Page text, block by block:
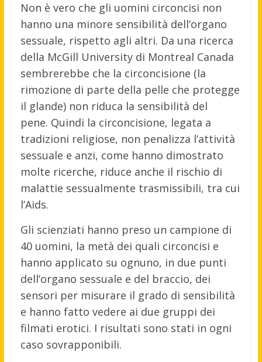
Non è vero che gli uomini circoncisi non
hanno una minore sensibilità dell’organo
sessuale, rispetto agli altri. Da una ricerca
della McGill University di Montreal Canada
sembrerebbe che la circoncisione (la
rimozione di parte della pelle che protegge
il glande) non riduca la sensibilità del
pene. Quindi la circoncisione, legata a
tradizioni religiose, non penalizza l’attività
sessuale e anzi, come hanno dimostrato
molte ricerche, riduce anche il rischio di
malattie sessualmente trasmissibili, tra cui
l’Aids.
Gli scienziati hanno preso un campione di
40 uomini, la metà dei quali circoncisi e
hanno applicato su ognuno, in due punti
dell’organo sessuale e del braccio, dei
sensori per misurare il grado di sensibilità
e hanno fatto vedere ai due gruppi dei
filmati erotici. I risultati sono stati in ogni
caso sovrapponibili.